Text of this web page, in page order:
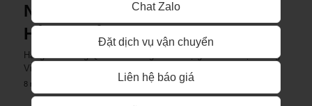
NHẬP KHẨU VÀ VẬN CHUYỂN
HÀNG VIỆT TRUNG
Hàng hóa Trung Quốc đã không còn xa lạ gì đối với thị trường
Việt Nam nói riêng và thị…
8 năm ago
Chat Zalo
Đặt dịch vụ vận chuyển
Liên hệ báo giá